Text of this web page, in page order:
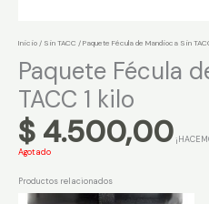
Inicio/ Sin TACC / Paquete Fécula de Mandioca Sin
Paquete Fécula
TACC 1 kilo
$ 4.500,00
Agotado
Productos relacionados